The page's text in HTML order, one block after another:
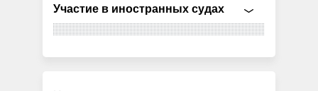
Участие в иностранных судах